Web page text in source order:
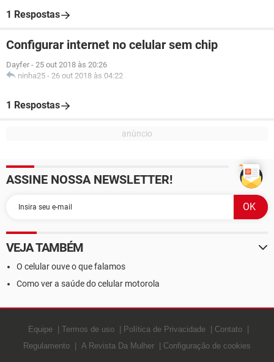
1 Respostas
Configurar internet no celular sem chip
Dayfer - 25 out 2018 às 20:26
ninha25 - 26 out 2018 às 04:22
1 Respostas
ASSINE NOSSA NEWSLETTER!
VEJA TAMBÉM
O celular ouve o que falamos
Como ver a saúde do celular motorola
Equipe Termos de uso Política de Privacidade
Contato
Regulamento
A Revista Da Mulher Configuração de cookies